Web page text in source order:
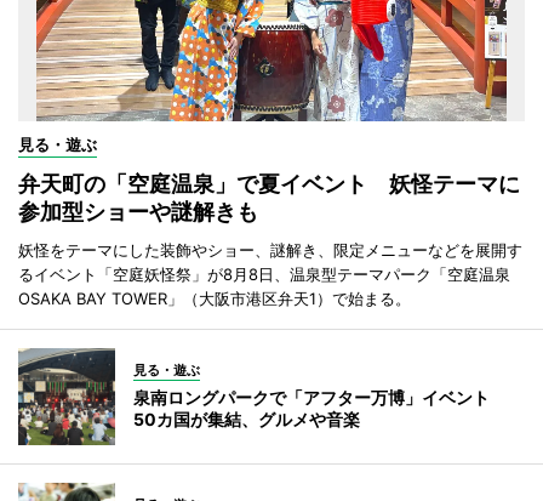
見る・遊ぶ
弁天町の「空庭温泉」で夏イベント 妖怪テーマに
参加型ショーや謎解きも
妖怪をテーマにした装飾やショー、謎解き、限定メニューなどを展開す
るイベント「空庭妖怪祭」が8月8日、温泉型テーマパーク「空庭温泉
OSAKA BAY TOWER」（大阪市港区弁天1）で始まる。
見る・遊ぶ
泉南ロングパークで「アフター万博」イベント
50カ国が集結、グルメや音楽